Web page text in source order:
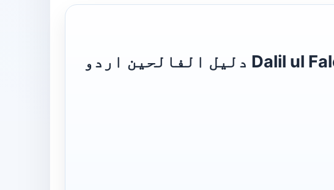
Dalil ul Faleheen Urdu Sharh Riaz Us Saleheen دلیل الفالحین اردو